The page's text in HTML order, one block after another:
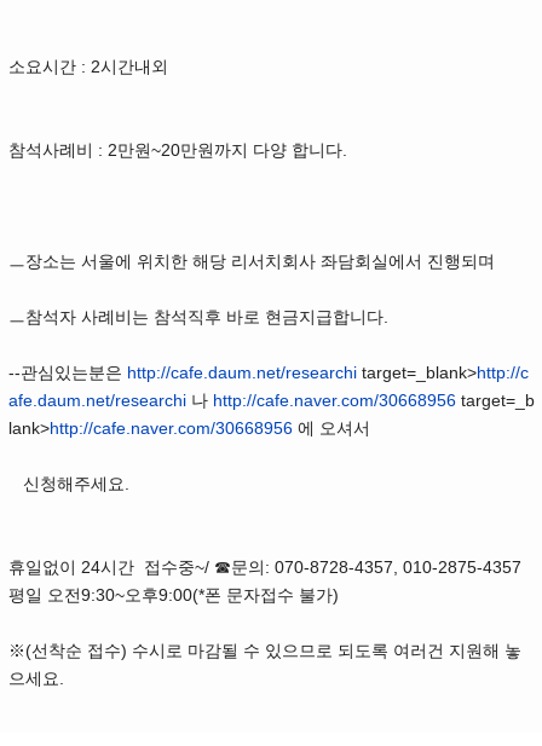
소요시간 : 2시간내외
참석사례비 : 2만원~20만원까지 다양 합니다.
ㅡ장소는 서울에 위치한 해당 리서치회사 좌담회실에서 진행되며
ㅡ참석자 사례비는 참석직후 바로 현금지급합니다.
--관심있는분은 http://cafe.daum.net/researchi target=_blank>http://c
afe.daum.net/researchi 나 http://cafe.naver.com/30668956 target=_b
lank>http://cafe.naver.com/30668956 에 오셔서
신청해주세요.
휴일없이 24시간 접수중~/ ☎문의: 070-8728-4357, 010-2875-4357
평일 오전9:30~오후9:00(*폰 문자접수 불가)
※(선착순 접수) 수시로 마감될 수 있으므로 되도록 여러건 지원해 놓
으세요.